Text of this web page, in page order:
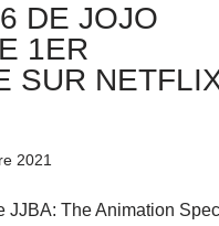
DE JOJO
1ER
SUR
2021
JJBA: The Animation